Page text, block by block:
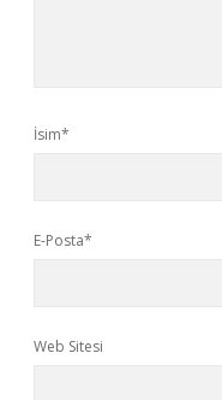
İsim*
E-Posta*
Web Sitesi